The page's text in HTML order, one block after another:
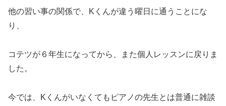
他の習い事の関係で、Kくんが違う曜日に通うことにな
り、
コテツが６年生になってから、また個人レッスンに戻りま
した。
今では、Kくんがいなくてもピアノの先生とは普通に雑談